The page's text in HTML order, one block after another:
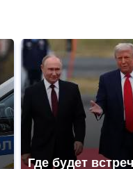
Где будет